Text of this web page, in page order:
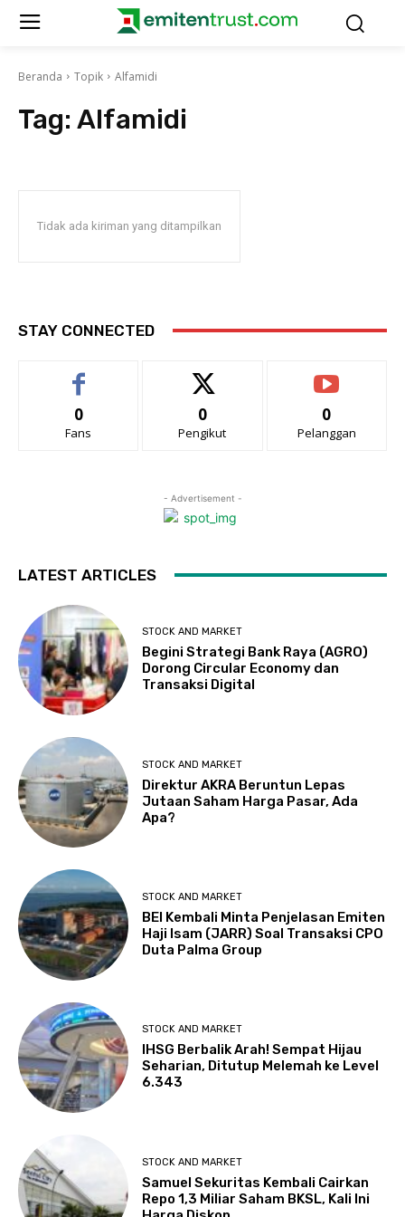
Beranda Topik Alfamidi
Tag: Alfamidi
Tidak ada kiriman yang ditampilkan
STAY CONNECTED
0
Fans
0
Pengikut
0
Pelanggan
- Advertisement -
LATEST ARTICLES
STOCK AND MARKET
Begini Strategi Bank Raya (AGRO)
Dorong Circular Economy dan
Transaksi Digital
STOCK AND MARKET
Direktur AKRA Beruntun Lepas
Jutaan Saham Harga Pasar, Ada
Apa?
STOCK AND MARKET
BEI Kembali Minta Penjelasan Emiten
Haji Isam (JARR) Soal Transaksi CPO
Duta Palma Group
STOCK AND MARKET
IHSG Berbalik Arah! Sempat Hijau
Seharian, Ditutup Melemah ke Level
6.343
STOCK AND MARKET
Samuel Sekuritas Kembali Cairkan
Repo 1,3 Miliar Saham BKSL, Kali Ini